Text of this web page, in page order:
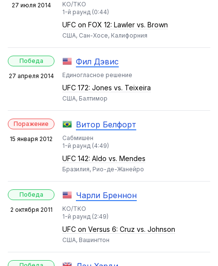
27 июля 2014
KO/TKO
1-й раунд (0:44)
UFC on FOX 12: Lawler vs. Brown
США, Сан-Хосе, Калифорния
Победа
27 апреля 2014
Фил Дэвис
Единогласное решение
UFC 172: Jones vs. Teixeira
США, Балтимор
Поражение
15 января 2012
Витор Белфорт
Сабмишен
1-й раунд (4:49)
UFC 142: Aldo vs. Mendes
Бразилия, Рио-де-Жанейро
Победа
2 октября 2011
Чарли Бреннон
KO/TKO
1-й раунд (2:49)
UFC on Versus 6: Cruz vs. Johnson
США, Вашингтон